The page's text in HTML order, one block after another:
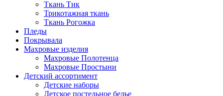
Ткань Тик
Трикотажная ткань
Ткань Рогожка
Пледы
Покрывала
Махровые изделия
Махровые Полотенца
Махровые Простыни
Детский ассортимент
Детские наборы
Детское постельное белье